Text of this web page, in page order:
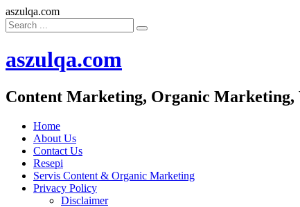
aszulqa.com
aszulqa.com
Content Marketing, Organic
Home
About Us
Contact Us
Resepi
Servis Content & Organic Marketing
Privacy Policy
Disclaimer